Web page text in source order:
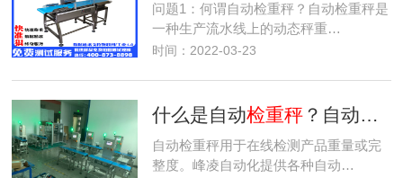
问题1：何谓自动检重秤？自动检重秤是
一种生产流水线上的动态秤重…
时间：2022-03-23
什么是自动检重秤？自动检重
自动检重秤用于在线检测产品重量或完
整度。峰凌自动化提供各种自动…